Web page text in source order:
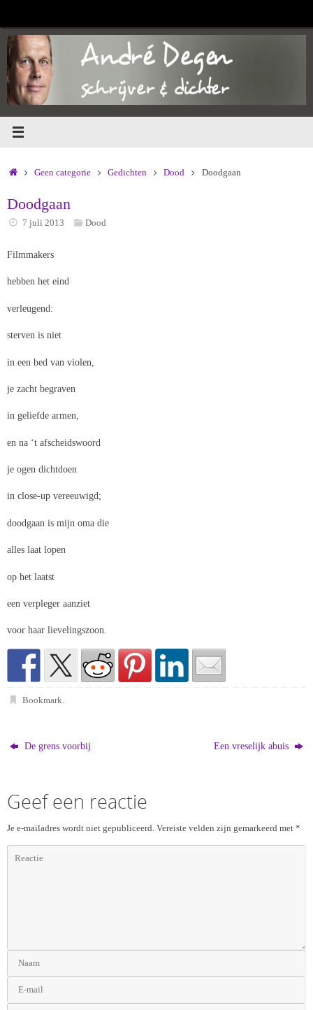
de
inhoud
HomeGeen categorie Gedichten Dood Doodgaan
Doodgaan
7 juli 2013 Dood
Filmmakers
hebben het eind
verleugend:
sterven is niet
in een bed van violen,
je zacht begraven
in geliefde armen,
en na ‘t afscheidswoord
je ogen dichtdoen
in close-up vereeuwigd;
doodgaan is mijn oma die
alles laat lopen
op het laatst
een verpleger aanziet
voor haar lievelingszoon.
Bookmark.
De grens voorbij Een vreselijk abuis
Geef een reactie
Je e-mailadres wordt niet gepubliceerd. Vereiste velden zijn gemarkeerd met *